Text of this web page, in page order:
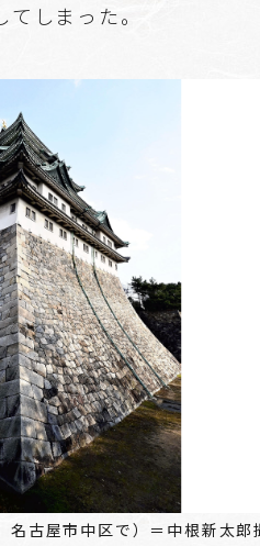
しまった。
名古屋市中区で）＝中根新太郎